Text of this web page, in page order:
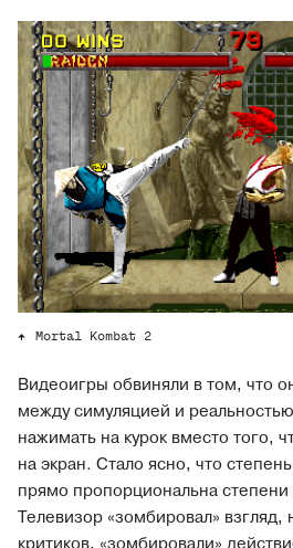
Mortal Kombat 2
Видеоигры обвиняли в том, что
между симуляцией и
нажимать на курок вместо того,
на экран. Стало ясно, что
прямо пропорциональна степени
Телевизор «зомбировал»